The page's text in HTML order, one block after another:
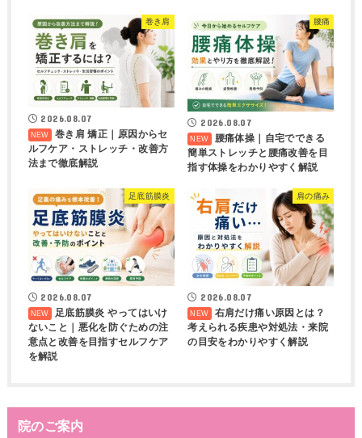
巻き肩
2026.08.07
巻き肩 矯正｜原因からセ
ルフケア・ストレッチ・改善方
法まで徹底解説
腰痛
2026.08.07
腰痛体操｜自宅でできる
簡単ストレッチと腰痛改善を目
指す体操をわかりやすく解説
足底筋膜炎
2026.08.07
足底筋膜炎 やってはいけ
ないこと｜悪化を防ぐための注
意点と改善を目指すセルフケア
を解説
肩の痛み
2026.08.07
右肩だけ痛い原因とは？
考えられる疾患や対処法・来院
の目安をわかりやすく解説
院のご案内